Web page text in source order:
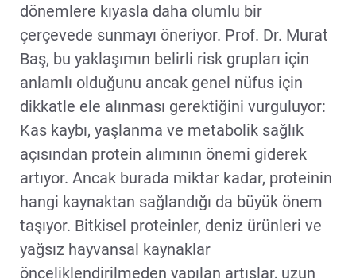
dönemlere kıyasla daha olumlu bir
çerçevede sunmayı öneriyor. Prof. Dr. Murat
Baş, bu yaklaşımın belirli risk grupları için
anlamlı olduğunu ancak genel nüfus için
dikkatle ele alınması gerektiğini vurguluyor:
Kas kaybı, yaşlanma ve metabolik sağlık
açısından protein alımının önemi giderek
artıyor. Ancak burada miktar kadar, proteinin
hangi kaynaktan sağlandığı da büyük önem
taşıyor. Bitkisel proteinler, deniz ürünleri ve
yağsız hayvansal kaynaklar
önceliklendirilmeden yapılan artışlar, uzun